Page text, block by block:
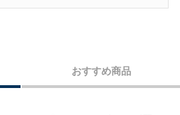
おすすめ商品